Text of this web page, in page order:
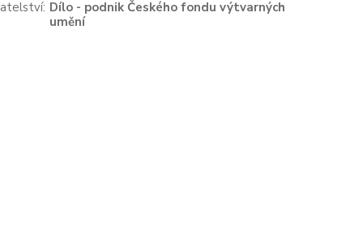
Dílo - podnik Českého fondu výtvarných
umění